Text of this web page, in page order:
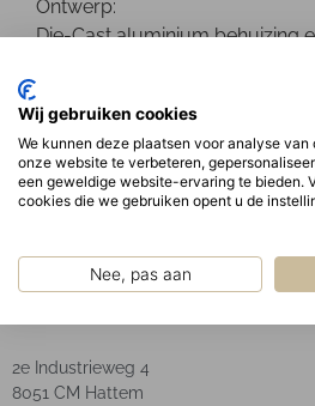
Wij gebruiken cookies
We kunnen deze plaatsen voor analyse
onze website te verbeteren,
een geweldige website-ervaring te bieden.
cookies die we gebruiken opent u de
Nee, pas aan
Ontwerp:
Die-Cast aluminium behuizing
Geanodiseerde aluminium
heldere glazen afscherming.
2e Industrieweg 4
8051 CM Hattem